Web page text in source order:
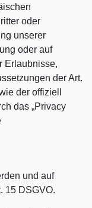
oder
unserer
oder auf
Erlaubnisse,
der Art.
der offiziell
das „Privacy
und auf
15 DSGVO.